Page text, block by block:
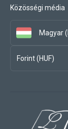
Közösségi média
Magyar
Forint (HUF)